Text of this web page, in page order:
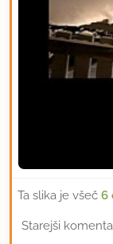
Ta slika je všeč 6
Starejši